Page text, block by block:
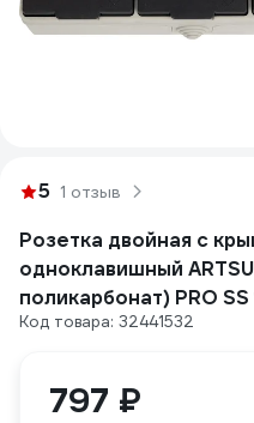
5 1 отзыв
Розетка двойная с
одноклавишный
поликарбонат) PRO
Код товара: 32441532
797 ₽